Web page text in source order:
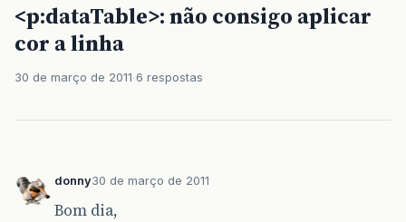
<p:dataTable>: não consigo aplicar
cor a linha
30 de março de 2011 6 respostas
donny30 de março de 2011
Bom dia,